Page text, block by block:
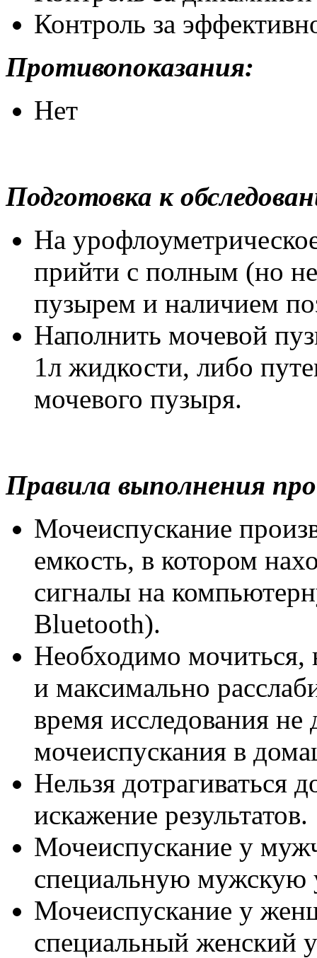
Контроль за
Противопоказания:
Нет
Подготовка к
На
прийти с полным (но
пузырем и наличием
Наполнить мочевой
1л жидкости, либо
мочевого пузыря.
Правила выполнения
Мочеиспускание
емкость, в котором
сигналы на
Bluetooth).
Необходимо
и максимально
время исследования не
мочеиспускания в
Нельзя дотрагиваться
искажение результатов.
Мочеиспускание у
специальную мужскую
Мочеиспускание у
специальный женский